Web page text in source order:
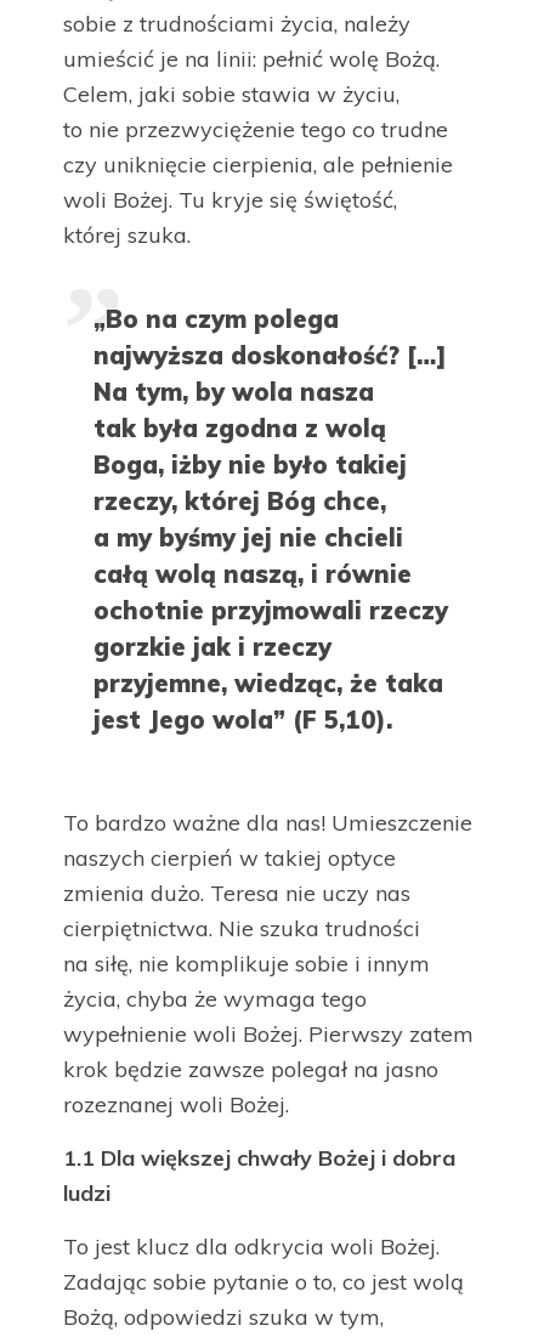
sobie z trudnościami życia, należy
umieścić je na linii: pełnić wolę Bożą.
Celem, jaki sobie stawia w życiu,
to nie przezwyciężenie tego co trudne
czy uniknięcie cierpienia, ale pełnienie
woli Bożej. Tu kryje się świętość,
której szuka.
„Bo na czym polega
najwyższa doskonałość? […]
Na tym, by wola nasza
tak była zgodna z wolą
Boga, iżby nie było takiej
rzeczy, której Bóg chce,
a my byśmy jej nie chcieli
całą wolą naszą, i równie
ochotnie przyjmowali rzeczy
gorzkie jak i rzeczy
przyjemne, wiedząc, że taka
jest Jego wola” (F 5,10).
To bardzo ważne dla nas! Umieszczenie
naszych cierpień w takiej optyce
zmienia dużo. Teresa nie uczy nas
cierpiętnictwa. Nie szuka trudności
na siłę, nie komplikuje sobie i innym
życia, chyba że wymaga tego
wypełnienie woli Bożej. Pierwszy zatem
krok będzie zawsze polegał na jasno
rozeznanej woli Bożej.
1.1 Dla większej chwały Bożej i dobra
ludzi
To jest klucz dla odkrycia woli Bożej.
Zadając sobie pytanie o to, co jest wolą
Bożą, odpowiedzi szuka w tym,